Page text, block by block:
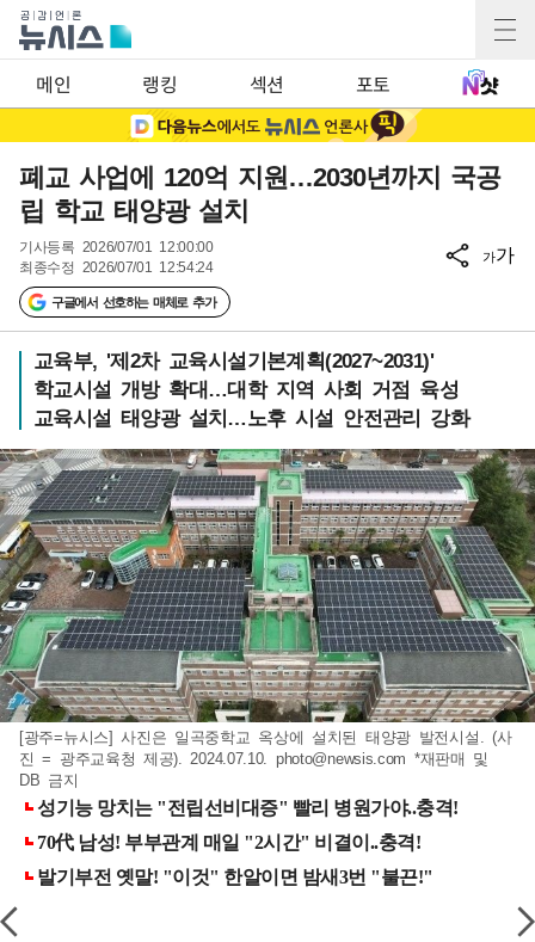
메인 랭킹 섹션 포토
폐교 사업에 120억 지원…2030년까지 국공
립 학교 태양광 설치
기사등록 2026/07/01 12:00:00
최종수정 2026/07/01 12:54:24
구글에서 선호하는 매체로 추가
가가
교육부, '제2차 교육시설기본계획(2027~2031)'
학교시설 개방 확대…대학 지역 사회 거점 육성
교육시설 태양광 설치…노후 시설 안전관리 강화
[광주=뉴시스] 사진은 일곡중학교 옥상에 설치된 태양광 발전시설. (사
진 = 광주교육청 제공). 2024.07.10. photo@newsis.com *재판매 및
DB 금지